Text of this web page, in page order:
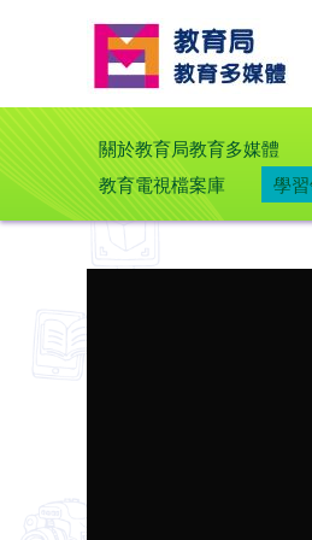
關於教育局教育多媒體
教育電視檔案庫
學